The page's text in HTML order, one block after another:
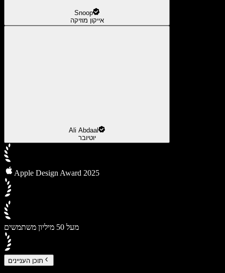
Snoop
אייקון מוזיקה
Ali Abdaal
יוטיובר
Apple Design Award 2025
מעל 50 מיליון משתמשים
תוכן העניינים